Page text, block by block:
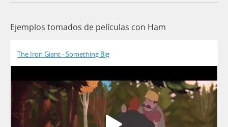
Ejemplos tomados de películas con Ham
The Iron Giant - Something Big